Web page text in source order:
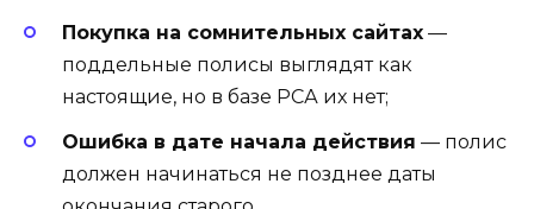
Покупка на сомнительных сайтах —
поддельные полисы выглядят как
настоящие, но в базе РСА их нет;
Ошибка в дате начала действия — полис
должен начинаться не позднее даты